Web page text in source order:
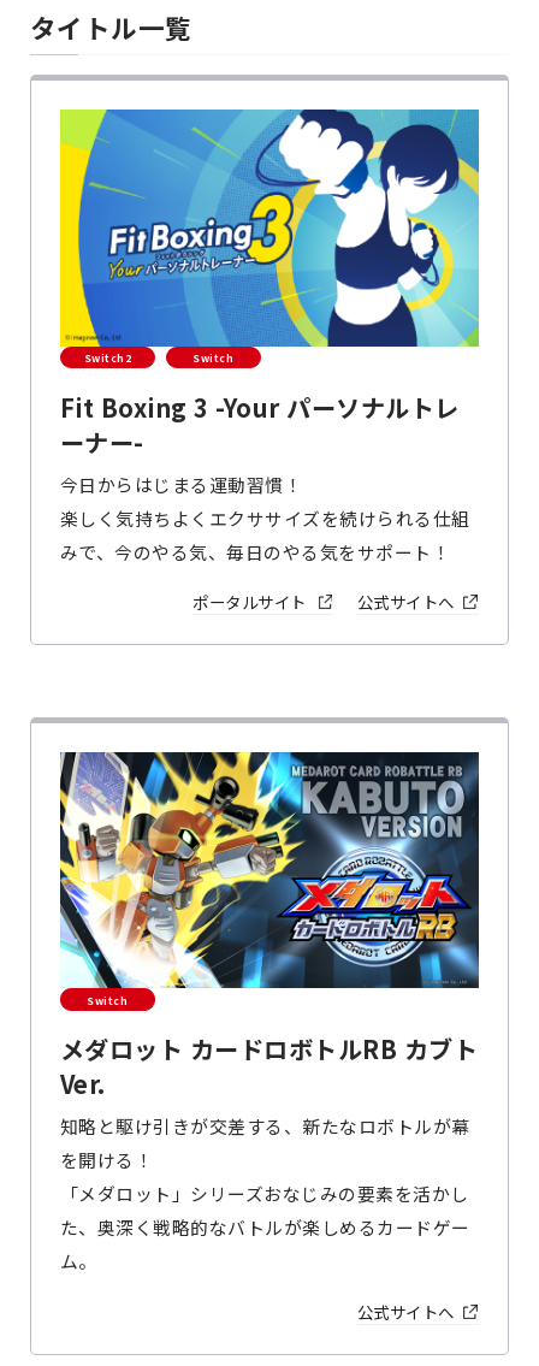
タイトル一覧
Switch2 Switch
Fit Boxing 3 -Your パーソナルトレ
ーナー-
今日からはじまる運動習慣！
楽しく気持ちよくエクササイズを続けられる仕組
みで、今のやる気、毎日のやる気をサポート！
ポータルサイト 公式サイトへ
Switch
メダロット カードロボトルRB カブト
Ver.
知略と駆け引きが交差する、新たなロボトルが幕
を開ける！
「メダロット」シリーズおなじみの要素を活かし
た、奥深く戦略的なバトルが楽しめるカードゲー
ム。
公式サイトへ